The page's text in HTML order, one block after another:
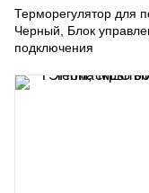
Терморегулятор для
Черный, Блок
подключения